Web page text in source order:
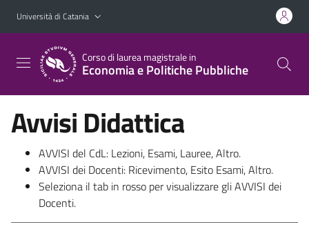
Vai al contenuto principale
Vai al menu di navigazione
Università di Catania
Corso di laurea magistrale in
Economia e Politiche Pubbliche
Avvisi Didattica
AVVISI del CdL: Lezioni, Esami, Lauree, Altro.
AVVISI dei Docenti: Ricevimento, Esito Esami, Altro.
Seleziona il tab in rosso per visualizzare gli AVVISI dei
Docenti.